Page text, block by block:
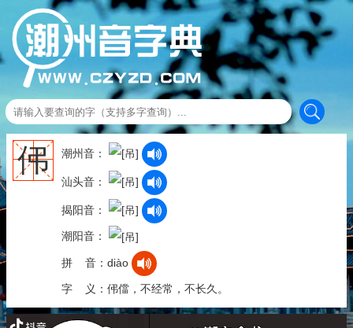
伄 潮州音：
汕头音：
揭阳音：
潮阳音：
拼 音：diào
字 义：伄儅，不经常，不长久。